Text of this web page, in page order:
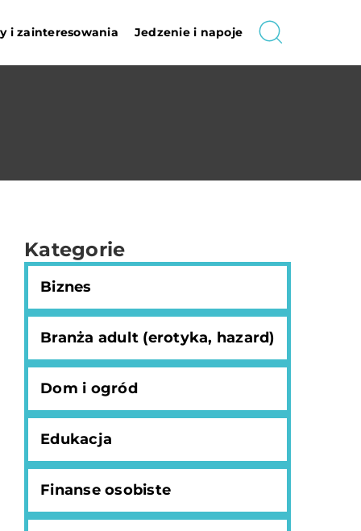
i zainteresowania Jedzenie i napoje
Kategorie
Biznes
Branża adult (erotyka, hazard)
Dom i ogród
Edukacja
Finanse osobiste